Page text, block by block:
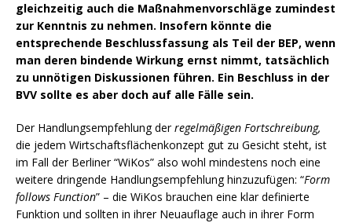
gleichzeitig auch die Maßnahmenvorschläge zumindest
zur Kenntnis zu nehmen. Insofern könnte die
entsprechende Beschlussfassung als Teil der BEP, wenn
man deren bindende Wirkung ernst nimmt, tatsächlich
zu unnötigen Diskussionen führen. Ein Beschluss in der
BVV sollte es aber doch auf alle Fälle sein.
Der Handlungsempfehlung derregelmäßigen Fortschreibung,
die jedem Wirtschaftsflächenkonzept gut zu Gesicht steht, ist
im Fall der Berliner “WiKos” also wohl mindestens noch eine
weitere dringende Handlungsempfehlung hinzuzufügen: “Form
follows Function” – die WiKos brauchen eine klar definierte
Funktion und sollten in ihrer Neuauflage auch in ihrer Form